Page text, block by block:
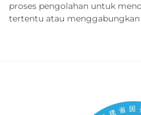
proses pengolahan untuk
tertentu atau